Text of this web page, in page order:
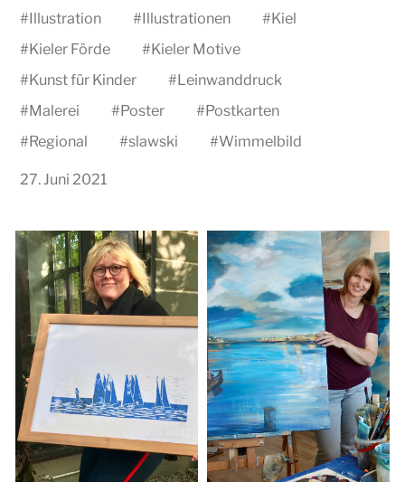
#Illustration #Illustrationen #Kiel
#Kieler Förde #Kieler Motive
#Kunst für Kinder #Leinwanddruck
#Malerei #Poster #Postkarten
#Regional #slawski #Wimmelbild
27. Juni 2021